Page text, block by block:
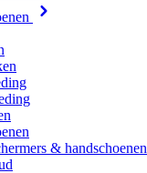
& handschoenen